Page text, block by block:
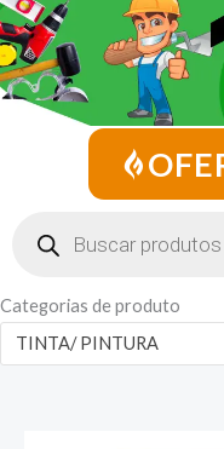
Categorias de produto
TINTA/ PINTURA